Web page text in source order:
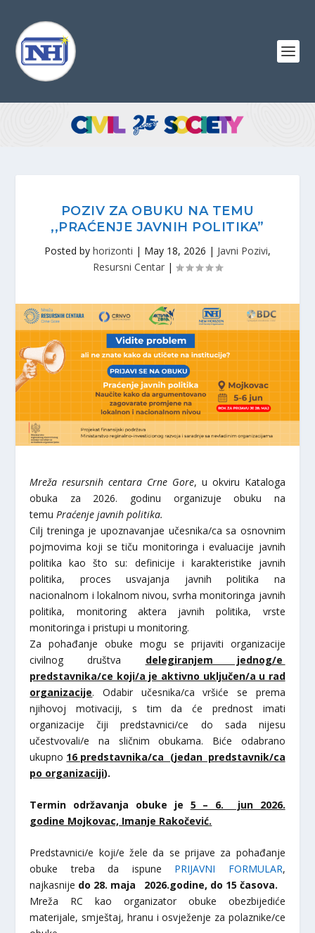
POZIV ZA OBUKU NA TEMU
,,PRAĆENJE JAVNIH POLITIKA”
Posted by horizonti | May 18, 2026 | Javni Pozivi,
Resursni Centar |
Mreža resursnih centara Crne Gore, u okviru Kataloga
obuka za 2026. godinu organizuje obuku na
temu Praćenje javnih politika.
Cilj treninga je upoznavanjae učesnika/ca sa osnovnim
pojmovima koji se tiču monitoringa i evaluacije javnih
politika kao što su: definicije i karakteristike javnih
politika, proces usvajanja javnih politika na
nacionalnom i lokalnom nivou, svrha monitoringa javnih
politika, monitoring aktera javnih politika, vrste
monitoringa i pristupi u monitoring.
Za pohađanje obuke mogu se prijaviti organizacije
civilnog društva
delegiranjem jednog/e
predstavnika/ce koji/a je aktivno uključen/a u rad
organizacije. Odabir učesnika/ca vršiće se prema
njihovoj motivaciji, s tim da će prednost imati
organizacije čiji predstavnici/ce do sada nijesu
učestvovali/e na sličnim obukama. Biće odabrano
ukupno 16 predstavnika/ca (jedan predstavnik/ca
po organizaciji).
Termin održavanja obuke je 5 – 6. jun 2026.
godine Mojkovac, Imanje Rakočević.
Predstavnici/e koji/e žele da se prijave za pohađanje
obuke treba da ispune PRIJAVNI FORMULAR,
najkasnije do 28. maja 2026.godine, do 15 časova.
Mreža RC kao organizator obuke obezbijediće
materijale, smještaj, hranu i osvježenje za polaznike/ce